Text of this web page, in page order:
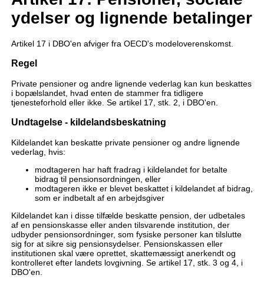
ydelser og lignende betalinger
Artikel 17 i DBO'en afviger fra OECD's modeloverenskomst.
Regel
Private pensioner og andre lignende vederlag kan kun beskattes
i bopælslandet, hvad enten de stammer fra tidligere
tjenesteforhold eller ikke. Se artikel 17, stk. 2, i DBO'en.
Undtagelse - kildelandsbeskatning
Kildelandet kan beskatte private pensioner og andre lignende
vederlag, hvis:
modtageren har haft fradrag i kildelandet for betalte
bidrag til pensionsordningen, eller
modtageren ikke er blevet beskattet i kildelandet af bidrag,
som er indbetalt af en arbejdsgiver
Kildelandet kan i disse tilfælde beskatte pension, der udbetales
af en pensionskasse eller anden tilsvarende institution, der
udbyder pensionsordninger, som fysiske personer kan tilslutte
sig for at sikre sig pensionsydelser. Pensionskassen eller
institutionen skal være oprettet, skattemæssigt anerkendt og
kontrolleret efter landets lovgivning. Se artikel 17, stk. 3 og 4, i
DBO'en.